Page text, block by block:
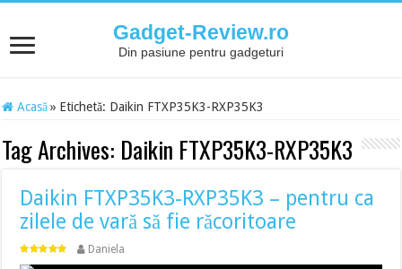
Gadget-Review.ro
Din pasiune pentru gadgeturi
Acasă » Etichetă: Daikin FTXP35K3-RXP35K3
Tag Archives: Daikin FTXP35K3-RXP35K3
Daikin FTXP35K3-RXP35K3 – pentru ca
zilele de vară să fie răcoritoare
Daniela